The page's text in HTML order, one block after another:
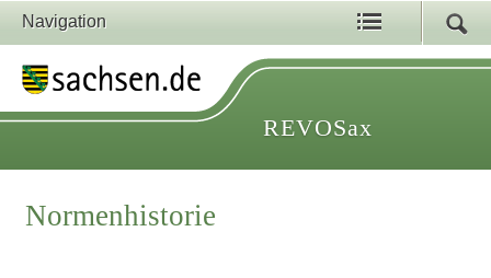
Navigation
REVOSax
Normenhistorie